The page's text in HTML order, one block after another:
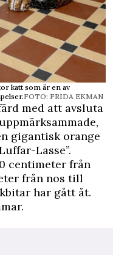
katt som är en av
FOTO: FRIDA EKMAN
med att avsluta
gigantisk orange
Lasse”.
centimeter från
från nos till
har gått åt.